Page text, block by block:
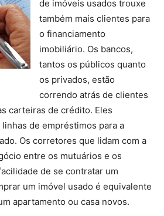
de imóveis usados trouxe
também mais clientes para
o financiamento
imobiliário. Os bancos,
tantos os públicos quanto
os privados, estão
correndo atrás de clientes
carteiras de crédito. Eles
de empréstimos para a
Os corretores que lidam com a
entre os mutuários e os
de se contratar um
um imóvel usado é equivalente
apartamento ou casa novos.